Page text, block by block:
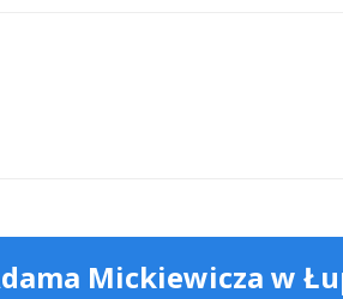
Mickiewicza w